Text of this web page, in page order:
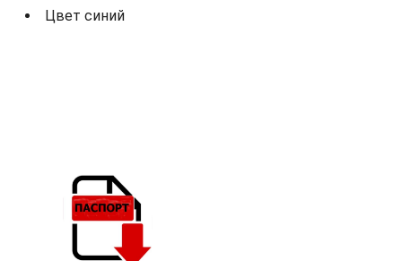
Цвет синий